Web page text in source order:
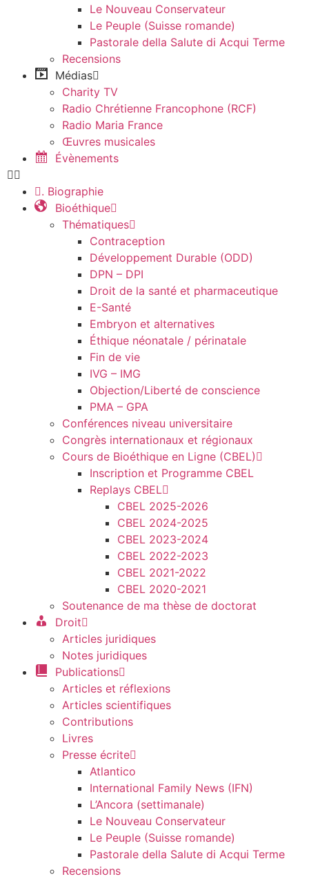
Le Nouveau Conservateur
Le Peuple (Suisse romande)
Pastorale della Salute di Acqui Terme
Recensions
Médias
Charity TV
Radio Chrétienne Francophone (RCF)
Radio Maria France
Œuvres musicales
Évènements
. Biographie
Bioéthique
Thématiques
Contraception
Développement Durable (ODD)
DPN – DPI
Droit de la santé et pharmaceutique
E-Santé
Embryon et alternatives
Éthique néonatale / périnatale
Fin de vie
IVG – IMG
Objection/Liberté de conscience
PMA – GPA
Conférences niveau universitaire
Congrès internationaux et régionaux
Cours de Bioéthique en Ligne (CBEL)
Inscription et Programme CBEL
Replays CBEL
CBEL 2025-2026
CBEL 2024-2025
CBEL 2023-2024
CBEL 2022-2023
CBEL 2021-2022
CBEL 2020-2021
Soutenance de ma thèse de doctorat
Droit
Articles juridiques
Notes juridiques
Publications
Articles et réflexions
Articles scientifiques
Contributions
Livres
Presse écrite
Atlantico
International Family News (IFN)
L’Ancora (settimanale)
Le Nouveau Conservateur
Le Peuple (Suisse romande)
Pastorale della Salute di Acqui Terme
Recensions